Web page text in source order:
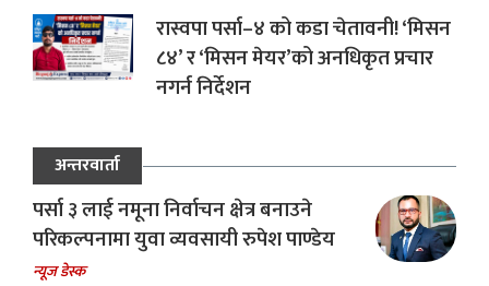
रास्वपा पर्सा–४ को कडा चेतावनी! ‘मिसन
८४’ र ‘मिसन मेयर’को अनधिकृत प्रचार
नगर्न निर्देशन
अन्तरवार्ता
पर्सा ३ लाई नमूना निर्वाचन क्षेत्र बनाउने
परिकल्पनामा युवा व्यवसायी रुपेश पाण्डेय
न्यूज डेस्क